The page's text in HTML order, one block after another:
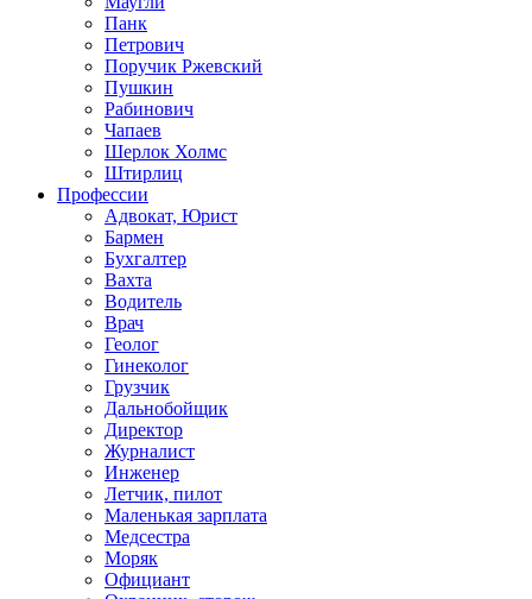
Панк
Петрович
Поручик Ржевский
Пушкин
Рабинович
Чапаев
Шерлок Холмс
Штирлиц
Профессии
Адвокат, Юрист
Бармен
Бухгалтер
Вахта
Водитель
Врач
Геолог
Гинеколог
Грузчик
Дальнобойщик
Директор
Журналист
Инженер
Летчик, пилот
Маленькая зарплата
Медсестра
Моряк
Официант